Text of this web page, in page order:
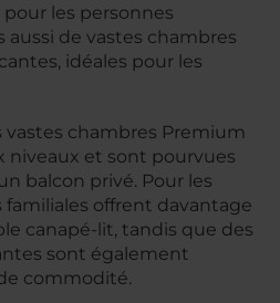
les personnes
aussi de vastes chambres
idéales pour les
vastes chambres Premium
niveaux et sont pourvues
balcon privé. Pour les
familiales offrent davantage
canapé-lit, tandis que des
sont également
commodité.